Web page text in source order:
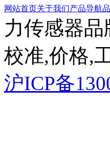
网站首页关于我们产品导航
力传感器
校准,价格,
沪ICP备